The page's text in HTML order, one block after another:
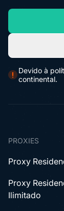
Devido à
continental.
PROXIES
Proxy
Proxy
Ilimitado